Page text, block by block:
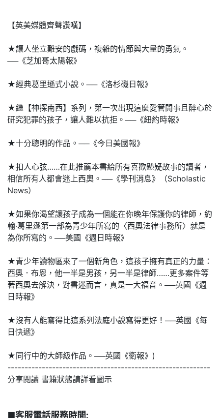
【英美媒體齊聲讚嘆】
★讓人坐立難安的戲碼，複雜的情節與大量的勇氣。
──《芝加哥太陽報》
★經典葛里遜式小說。──《洛杉磯日報》
★繼【神探南西】系列，第一次出現這麼愛管閒事且醉心於
研究犯罪的孩子，讓人難以抗拒。──《紐約時報》
★十分聰明的作品。──《今日美國報》
★扣人心弦……在此推薦本書給所有喜歡懸疑故事的讀者，
相信所有人都會迷上西奧。──《學刊消息》（Scholastic
News）
★如果你渴望讓孩子成為一個能在你晚年保護你的律師，約
翰‧葛里遜第一部為青少年所寫的〈西奧法律事務所〉就是
為你所寫的。──美國《週日時報》
★青少年讀物區來了一個新角色，這孩子擁有真正的力量：
西奧．布恩，他一半是男孩，另一半是律師……更多案件等
著西奧去解決，對書迷而言，真是一大福音。──英國《週
日時報》
★沒有人能寫得比這系列法庭小說寫得更好！──英國《每
日快遞》
★同行中的大師級作品。──英國《衛報》)
-----------------------------------------------------------
分享閱讀 書籍狀態請詳看圖示
■客服電話服務時間: